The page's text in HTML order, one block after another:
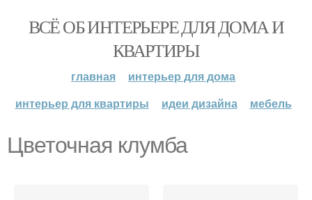
ВСЁ ОБ ИНТЕРЬЕРЕ ДЛЯ ДОМА И
КВАРТИРЫ
главная
интерьер для дома
интерьер для квартиры
идеи дизайна мебель
Цветочная клумба